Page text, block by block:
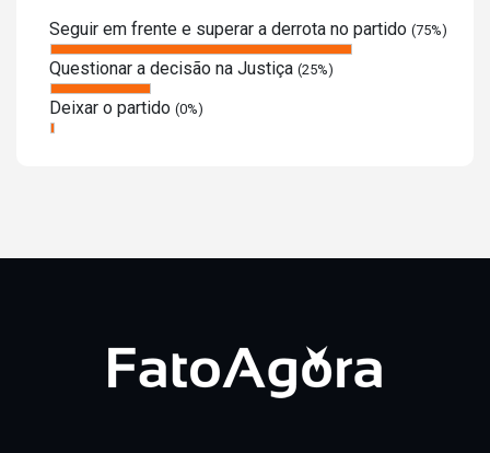
Seguir em frente e superar a derrota no partido (75%)
Questionar a decisão na Justiça (25%)
Deixar o partido (0%)